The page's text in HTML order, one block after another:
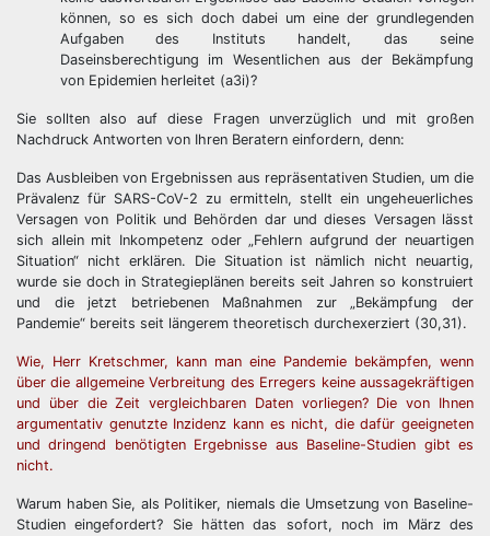
können, so es sich doch dabei um eine der grundlegenden
Aufgaben des Instituts handelt, das seine
Daseinsberechtigung im Wesentlichen aus der Bekämpfung
von Epidemien herleitet (a3i)?
Sie sollten also auf diese Fragen unverzüglich und mit großen
Nachdruck Antworten von Ihren Beratern einfordern, denn:
Das Ausbleiben von Ergebnissen aus repräsentativen Studien, um die
Prävalenz für SARS-CoV-2 zu ermitteln, stellt ein ungeheuerliches
Versagen von Politik und Behörden dar und dieses Versagen lässt
sich allein mit Inkompetenz oder „Fehlern aufgrund der neuartigen
Situation“ nicht erklären. Die Situation ist nämlich nicht neuartig,
wurde sie doch in Strategieplänen bereits seit Jahren so konstruiert
und die jetzt betriebenen Maßnahmen zur „Bekämpfung der
Pandemie“ bereits seit längerem theoretisch durchexerziert (30,31).
Wie, Herr Kretschmer, kann man eine Pandemie bekämpfen, wenn
über die allgemeine Verbreitung des Erregers keine aussagekräftigen
und über die Zeit vergleichbaren Daten vorliegen? Die von Ihnen
argumentativ genutzte Inzidenz kann es nicht, die dafür geeigneten
und dringend benötigten Ergebnisse aus Baseline-Studien gibt es
nicht.
Warum haben Sie, als Politiker, niemals die Umsetzung von Baseline-
Studien eingefordert? Sie hätten das sofort, noch im März des